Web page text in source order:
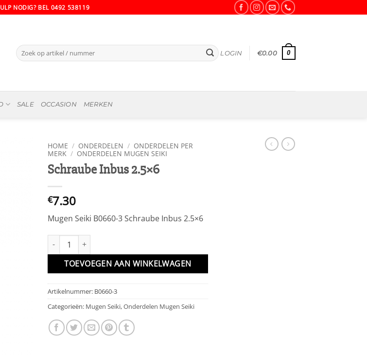
NODIG? BEL 0492 538119
Zoeken
naar:
LOGIN €0.00 0
SALE OCCASION MERKEN
HOME / ONDERDELEN / ONDERDELEN PER
MERK / ONDERDELEN MUGEN SEIKI
Schraube Inbus 2.5×6
€7.30
Mugen Seiki B0660-3 Schraube Inbus 2.5×6
Schraube Inbus 2.5x6 aantal
TOEVOEGEN AAN WINKELWAGEN
Artikelnummer: B0660-3
Categorieën: Mugen Seiki,Onderdelen Mugen Seiki